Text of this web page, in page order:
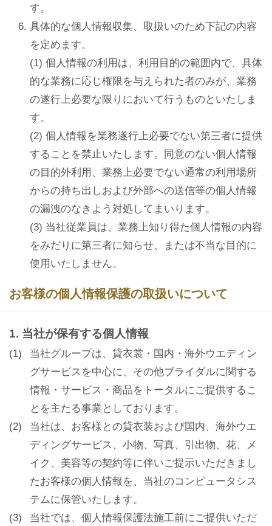
す。
具体的な個人情報収集、取扱いのため下記の内容
を定めます。
(1) 個人情報の利用は、利用目的の範囲内で、具体
的な業務に応じ権限を与えられた者のみが、業務
の遂行上必要な限りにおいて行うものといたしま
す。
(2) 個人情報を業務遂行上必要でない第三者に提供
することを禁止いたします。同意のない個人情報
の目的外利用、業務上必要でない通常の利用場所
からの持ち出しおよび外部への送信等の個人情報
の漏洩のなきよう対処してまいります。
(3) 当社従業員は、業務上知り得た個人情報の内容
をみだりに第三者に知らせ、または不当な目的に
使用いたしません。
お客様の個人情報保護の取扱いについて
1. 当社が保有する個人情報
(1)
当社グループは、貸衣裳・国内・海外ウエディン
グサービスを中心に、その他ブライダルに関する
情報・サービス・商品をトータルにご提供するこ
とを主たる事業としております。
(2)
当社は、お客様との貸衣装および国内、海外ウエ
ディングサービス、小物、写真、引出物、花、メ
イク、美容等の契約等に伴いご提示いただきまし
たお客様の個人情報を、当社のコンピュータシス
テムに保管いたします。
(3)
当社では、個人情報保護法施工前にご提供いただ